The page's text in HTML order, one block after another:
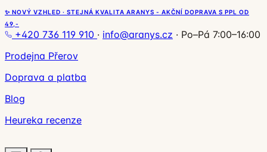
✨ NOVÝ VZHLED · STEJNÁ KVALITA ARANYS - AKČNÍ DOPRAVA S PPL OD
49,-
+420 736 119 910 · info@aranys.cz · Po–Pá 7:00–16:00
Prodejna Přerov
Doprava a platba
Blog
Heureka recenze